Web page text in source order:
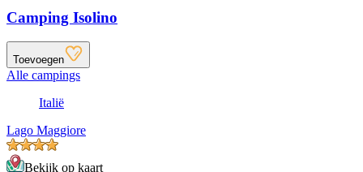
Camping Isolino
Toevoegen
Alle campings
Italië
Lago Maggiore
Bekijk op kaart